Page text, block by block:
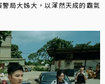
局大姊大，以渾然天成的霸氣